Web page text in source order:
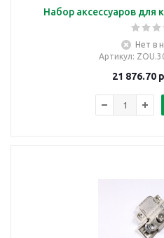
Набор аксессуаров для
Нет в
Артикул:
21 876.70